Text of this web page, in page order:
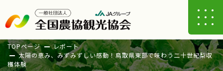
TOPページ
レポート
太陽の恵み、みずみずしい感動！鳥取県東部で味わう二十世紀梨収
穫体験